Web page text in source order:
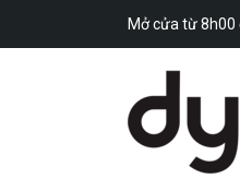
Mở cửa từ 8h00